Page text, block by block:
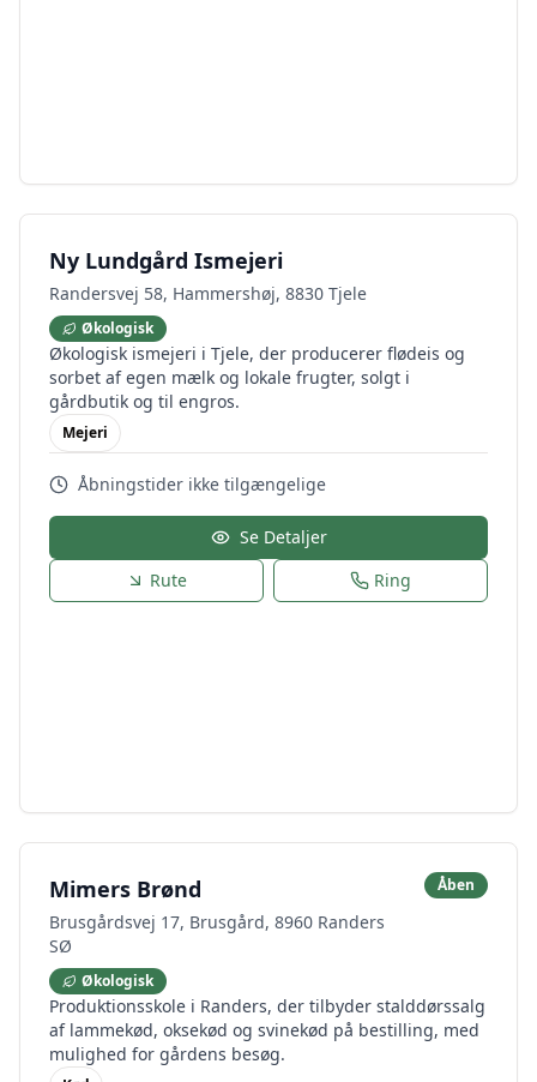
Ny Lundgård Ismejeri
Randersvej 58, Hammershøj, 8830 Tjele
Økologisk
Økologisk ismejeri i Tjele, der producerer flødeis og
sorbet af egen mælk og lokale frugter, solgt i
gårdbutik og til engros.
Mejeri
Åbningstider ikke tilgængelige
Se Detaljer
Rute
Ring
Mimers Brønd
Brusgårdsvej 17, Brusgård, 8960 Randers
SØ
Åben
Økologisk
Produktionsskole i Randers, der tilbyder stalddørssalg
af lammekød, oksekød og svinekød på bestilling, med
mulighed for gårdens besøg.